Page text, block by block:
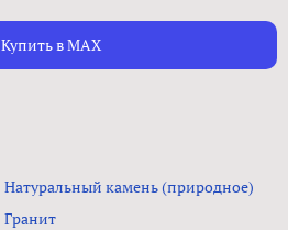
Купить в MAX
Натуральный камень (природное)
Гранит